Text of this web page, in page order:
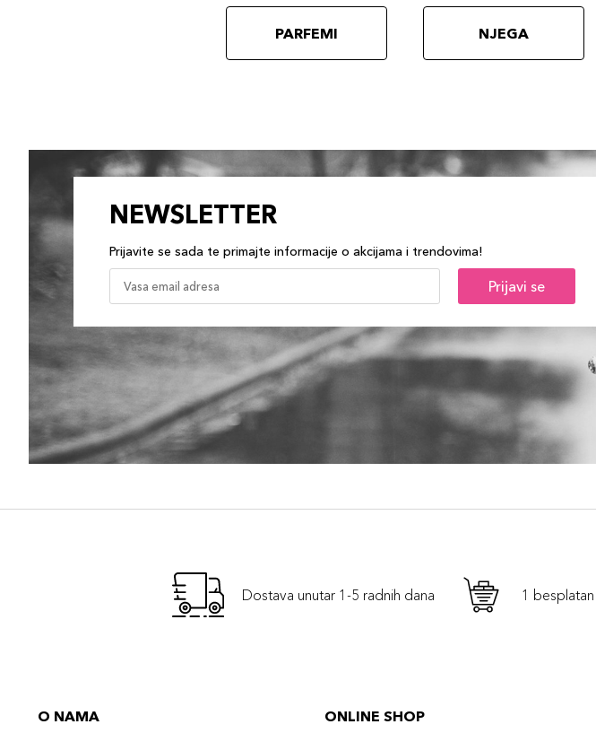
PARFEMI NJEGA
NEWSLETTER
Prijavite se sada te primajte informacije o akcijama i trendovima!
Prijavi se
Dostava unutar 1-5 radnih dana 1
O NAMA ONLINE SHOP